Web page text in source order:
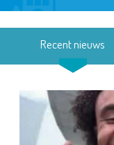
Recent nieuws